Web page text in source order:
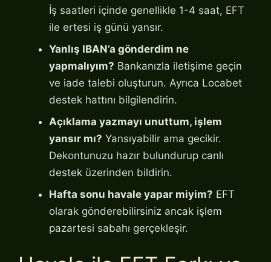
İş saatleri içinde genellikle 1-4 saat, EFT
ile ertesi iş günü yansır.
Yanlış IBAN’a gönderdim ne
yapmalıyım? Bankanızla iletişime geçin
ve iade talebi oluşturun. Ayrıca Locabet
destek hattını bilgilendirin.
Açıklama yazmayı unuttum, işlem
yansır mı? Yansıyabilir ama gecikir.
Dekontunuzu hazır bulundurup canlı
destek üzerinden bildirin.
Hafta sonu havale yapar miyim? EFT
olarak gönderebilirsiniz ancak işlem
pazartesi sabahı gerçekleşir.